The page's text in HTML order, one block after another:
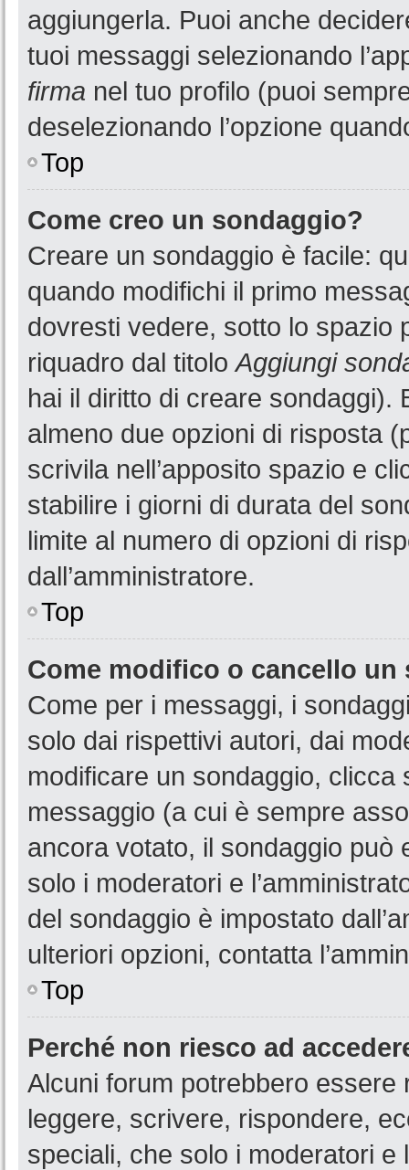
aggiungerla. Puoi anche
tuoi messaggi selezionando
firma nel tuo profilo (puoi
deselezionando l’opzione
Top
Come creo un sondaggio?
Creare un sondaggio è facile:
quando modifichi il primo
dovresti vedere, sotto lo spazio
riquadro dal titoloAggiungi
hai il diritto di creare sondaggi).
almeno due opzioni di risposta
scrivila nell’apposito spazio e
stabilire i giorni di durata del
limite al numero di opzioni di
dall’amministratore.
Top
Come modifico o cancello un
Come per i messaggi, i
solo dai rispettivi autori, dai
modificare un sondaggio,
messaggio (a cui è sempre
ancora votato, il sondaggio può
solo i moderatori e
del sondaggio è impostato
ulteriori opzioni, contatta
Top
Perché non riesco ad
Alcuni forum potrebbero
leggere, scrivere, rispondere,
speciali, che solo i moderatori e